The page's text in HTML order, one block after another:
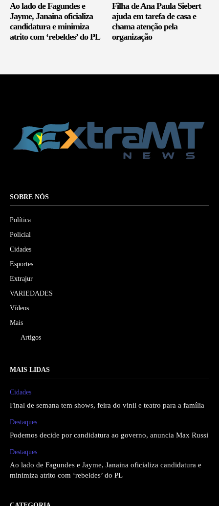
Ao lado de Fagundes e
Jayme, Janaina oficializa
candidatura e minimiza
atrito com ‘rebeldes’ do PL
Filha de Ana Paula Siebert
ajuda em tarefa de casa e
chama atenção pela
organização
SOBRE NÓS
Política
Policial
Cidades
Esportes
Extrajur
VARIEDADES
Vídeos
Mais
Artigos
MAIS LIDAS
Cidades
Final de semana tem shows, feira do vinil e teatro para a família
Destaques
Podemos decide por candidatura ao governo, anuncia Max Russi
Destaques
Ao lado de Fagundes e Jayme, Janaina oficializa candidatura e
minimiza atrito com ‘rebeldes’ do PL